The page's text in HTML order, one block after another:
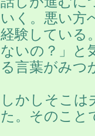
いく。悪い方
経験している
ないの？」と
る言葉がみつ
しかしそこは
た。そのこと